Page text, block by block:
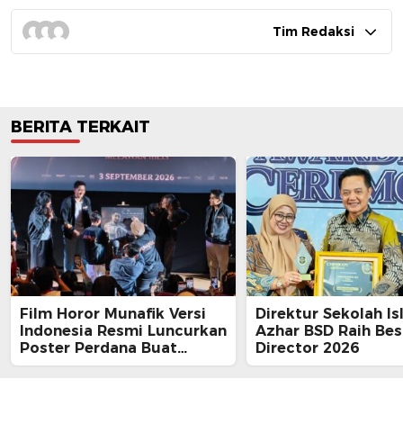
Tim Redaksi
BERITA TERKAIT
Film Horor Munafik Versi
Indonesia Resmi Luncurkan
Poster Perdana Buat
Kesan Spiritual Religi
Direktur Sekolah
Azhar BSD Raih
Director 2026